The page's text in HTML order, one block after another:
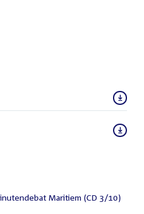
Maritiem (CD 3/10)